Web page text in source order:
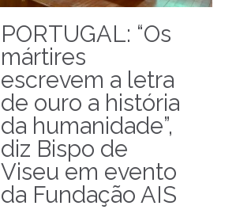
PORTUGAL: “Os
mártires
escrevem a letra
de ouro a história
da humanidade”,
diz Bispo de
Viseu em evento
da Fundação AIS